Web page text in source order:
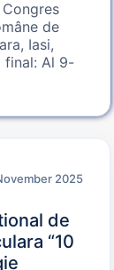
de
Iasi,
final: Al 9-
2025
de
“10